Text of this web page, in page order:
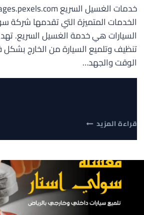
الخدمات المتميزة التي تقدمها شركة
السيارات هي خدمة الغسيل السريع.
تنظيف وتلميع السيارة من الخارج
الوقت والجهد…
قراءة المزيدخدمات
تقدمها
سولي
استار
لغسيل
السيارات
رقم